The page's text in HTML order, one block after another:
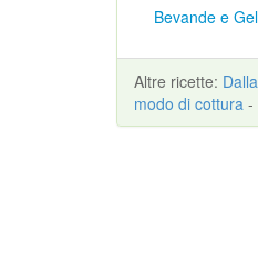
Bevande e
Altre ricette:
modo di cottura -